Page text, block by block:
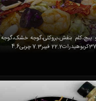
پیچ،کلم بنفش،بروکلی،گوجه